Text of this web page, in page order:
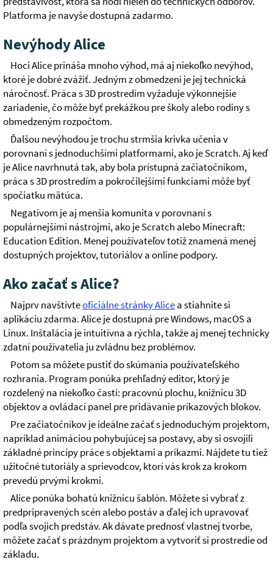
Platforma je navyše dostupná zadarmo.
Nevýhody Alice
Hoci Alice prináša mnoho výhod, má aj niekoľko nevýhod,
ktoré je dobré zvážiť. Jedným z obmedzení je jej technická
náročnosť. Práca s 3D prostredím vyžaduje výkonnejšie
zariadenie, čo môže byť prekážkou pre školy alebo rodiny s
obmedzeným rozpočtom.
Ďalšou nevýhodou je trochu strmšia krivka učenia v
porovnaní s jednoduchšími platformami, ako je Scratch. Aj keď
je Alice navrhnutá tak, aby bola prístupná začiatočníkom,
práca s 3D prostredím a pokročilejšími funkciami môže byť
spočiatku mätúca.
Negatívom je aj menšia komunita v porovnaní s
populárnejšími nástrojmi, ako je Scratch alebo Minecraft:
Education Edition. Menej používateľov totiž znamená menej
dostupných projektov, tutoriálov a online podpory.
Ako začať s Alice?
Najprv navštívteoficiálne stránky Alicea stiahnite si
aplikáciu zdarma. Alice je dostupná pre Windows, macOS a
Linux. Inštalácia je intuitívna a rýchla, takže aj menej technicky
zdatní používatelia ju zvládnu bez problémov.
Potom sa môžete pustiť do skúmania používateľského
rozhrania. Program ponúka prehľadný editor, ktorý je
rozdelený na niekoľko častí: pracovnú plochu, knižnicu 3D
objektov a ovládací panel pre pridávanie príkazových blokov.
Pre začiatočníkov je ideálne začať s jednoduchým projektom,
napríklad animáciou pohybujúcej sa postavy, aby si osvojili
základné princípy práce s objektami a príkazmi. Nájdete tu tiež
užitočné tutoriály a sprievodcov, ktorí vás krok za krokom
prevedú prvými krokmi.
Alice ponúka bohatú knižnicu šablón. Môžete si vybrať z
predpripravených scén alebo postáv a ďalej ich upravovať
podľa svojich predstáv. Ak dávate prednosť vlastnej tvorbe,
môžete začať s prázdnym projektom a vytvoriť si prostredie od
základu.